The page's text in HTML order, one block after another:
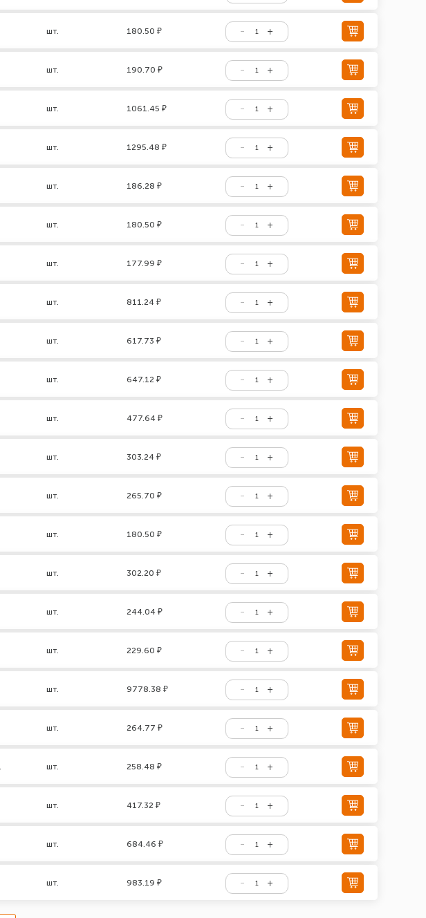
шт. 180.50 ₽
шт. 190.70 ₽
шт. 1061.45 ₽
шт. 1295.48 ₽
шт. 186.28 ₽
шт. 180.50 ₽
шт. 177.99 ₽
шт. 811.24 ₽
шт. 617.73 ₽
шт. 647.12 ₽
шт. 477.64 ₽
шт. 303.24 ₽
шт. 265.70 ₽
шт. 180.50 ₽
шт. 302.20 ₽
шт. 244.04 ₽
шт. 229.60 ₽
шт. 9778.38 ₽
шт. 264.77 ₽
шт. 258.48 ₽
шт. 417.32 ₽
шт. 684.46 ₽
шт. 983.19 ₽